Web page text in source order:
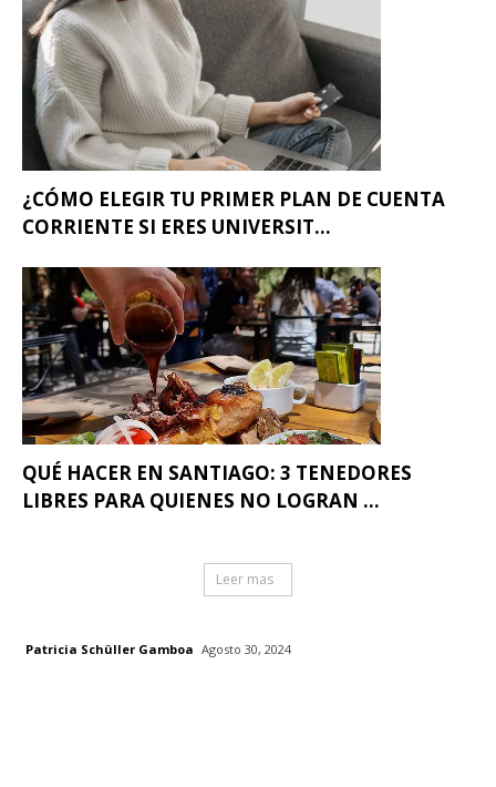
¿CÓMO ELEGIR TU PRIMER PLAN DE CUENTA
CORRIENTE SI ERES UNIVERSIT...
QUÉ HACER EN SANTIAGO: 3 TENEDORES
LIBRES PARA QUIENES NO LOGRAN ...
Leer mas
Patricia Schüller Gamboa Agosto 30, 2024